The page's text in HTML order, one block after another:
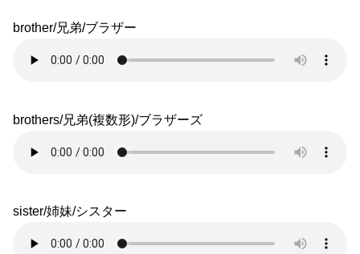
brother/兄弟/ブラザー
brothers/兄弟(複数形)/ブラザーズ
sister/姉妹/シスター